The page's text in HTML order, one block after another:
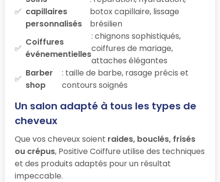
capillaires
personnalisés
botox capillaire, lissage
brésilien
Coiffures
événementielles
: chignons sophistiqués,
coiffures de mariage,
attaches élégantes
Barber
shop
: taille de barbe, rasage précis et
contours soignés
Un salon adapté à tous les types de
cheveux
Que vos cheveux soient raides, bouclés, frisés
ou crépus, Positive Coiffure utilise des techniques
et des produits adaptés pour un résultat
impeccable.